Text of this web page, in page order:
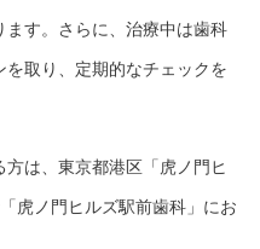
す。さらに、治療中は歯科
取り、定期的なチェックを
は、東京都港区「虎ノ門ヒ
虎ノ門ヒルズ駅前歯科」にお